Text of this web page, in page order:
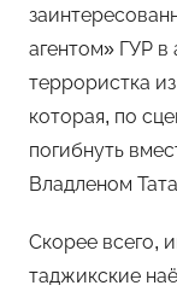
агентом» ГУР
террористка
которая, по
погибнуть
Владленом
Скорее всего,
таджикские